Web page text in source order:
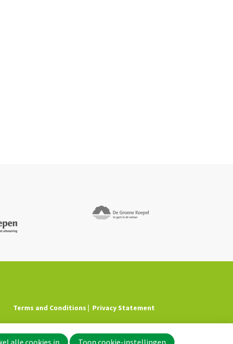
Terms and Conditions Privacy Statement
alle cookies in Toon cookie-instellingen